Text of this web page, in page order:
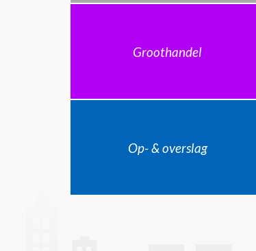
Groothandel
Op- & overslag